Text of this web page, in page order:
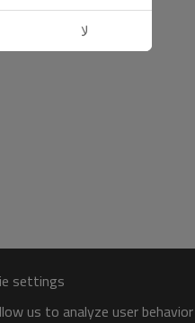
settings
us to analyze user
لا